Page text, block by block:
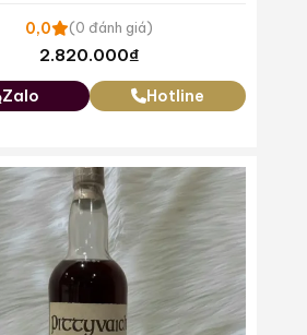
0,0 (0 đánh giá)
2.820.000₫
Zalo Hotline